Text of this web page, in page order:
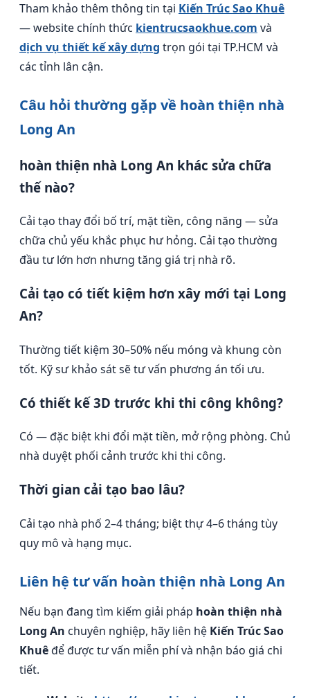
Tham khảo thêm thông tin tại Kiến Trúc Sao Khuê
— website chính thức kientrucsaokhue.com và
dịch vụ thiết kế xây dựng trọn gói tại TP.HCM và
các tỉnh lân cận.
Câu hỏi thường gặp về hoàn thiện nhà
Long An
hoàn thiện nhà Long An khác sửa chữa
thế nào?
Cải tạo thay đổi bố trí, mặt tiền, công năng — sửa
chữa chủ yếu khắc phục hư hỏng. Cải tạo thường
đầu tư lớn hơn nhưng tăng giá trị nhà rõ.
Cải tạo có tiết kiệm hơn xây mới tại Long
An?
Thường tiết kiệm 30–50% nếu móng và khung còn
tốt. Kỹ sư khảo sát sẽ tư vấn phương án tối ưu.
Có thiết kế 3D trước khi thi công không?
Có — đặc biệt khi đổi mặt tiền, mở rộng phòng. Chủ
nhà duyệt phối cảnh trước khi thi công.
Thời gian cải tạo bao lâu?
Cải tạo nhà phố 2–4 tháng; biệt thự 4–6 tháng tùy
quy mô và hạng mục.
Liên hệ tư vấn hoàn thiện nhà Long An
Nếu bạn đang tìm kiếm giải pháp hoàn thiện nhà
Long An chuyên nghiệp, hãy liên hệ Kiến Trúc Sao
Khuêđể được tư vấn miễn phí và nhận báo giá chi
tiết.